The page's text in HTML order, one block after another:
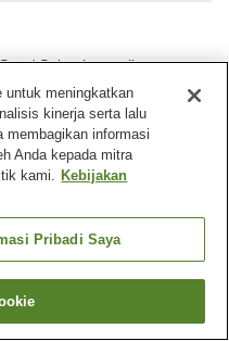
Spa / Salon kecantikan
Bar
Mount Gambier
untuk meningkatkan
kinerja serta lalu
membagikan informasi
Anda kepada mitra
kami. Kebijakan
Pribadi Saya